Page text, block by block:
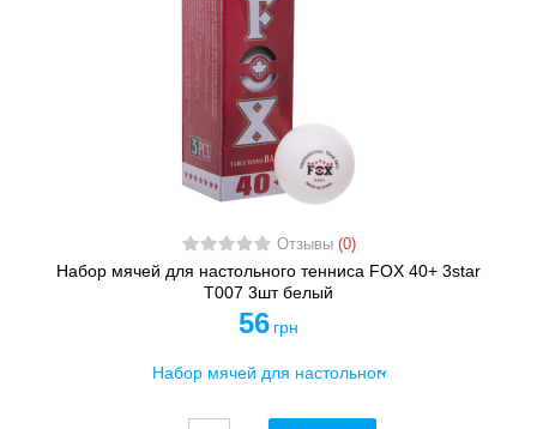
Отзывы (0)
Набор мячей для настольного тенниса FOX 40+ 3star
T007 3шт белый
56 грн